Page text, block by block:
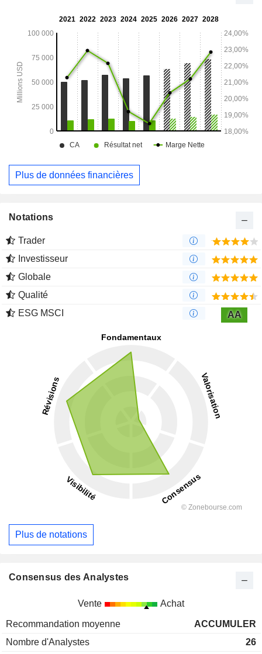
Plus de données financières
Notations
Trader
Investisseur
Globale
Qualité
ESG MSCI
AA
Plus de notations
Consensus des Analystes
Vente Achat
Recommandation moyenne
ACCUMULER
Nombre d'Analystes
26